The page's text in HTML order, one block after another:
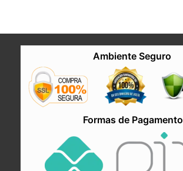
Ambiente Seguro
Formas de Pagamento